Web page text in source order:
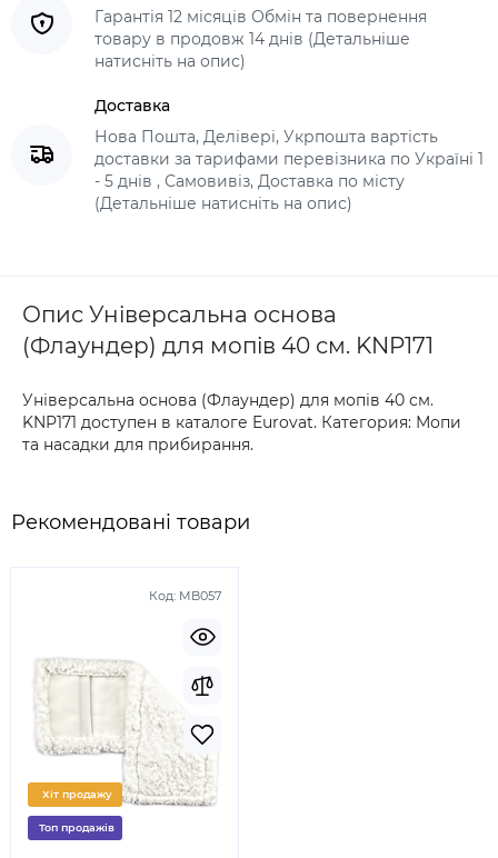
Гарантія 12 місяців Обмін та повернення
товару в продовж 14 днів (Детальніше
натисніть на опис)
Доставка
Нова Пошта, Делівері, Укрпошта вартість
доставки за тарифами перевізника по Україні 1
- 5 днів , Самовивіз, Доставка по місту
(Детальніше натисніть на опис)
Опис Універсальна основа
(Флаундер) для мопів 40 см. KNP171
Універсальна основа (Флаундер) для мопів 40 см.
KNP171 доступен в каталоге Eurovat. Категория: Мопи
та насадки для прибирання.
Рекомендовані товари
Код: MB057
Хіт продажу
Топ продажів